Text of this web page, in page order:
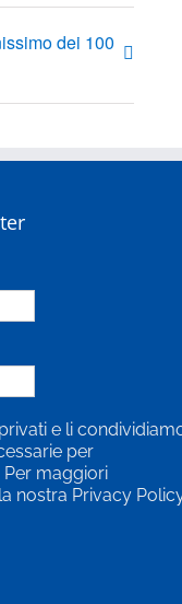
dei 100
e li
per
Per maggiori
nostra Privacy